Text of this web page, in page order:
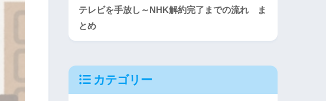
テレビを手放し～NHK解約完了までの流れ ま
とめ
カテゴリー